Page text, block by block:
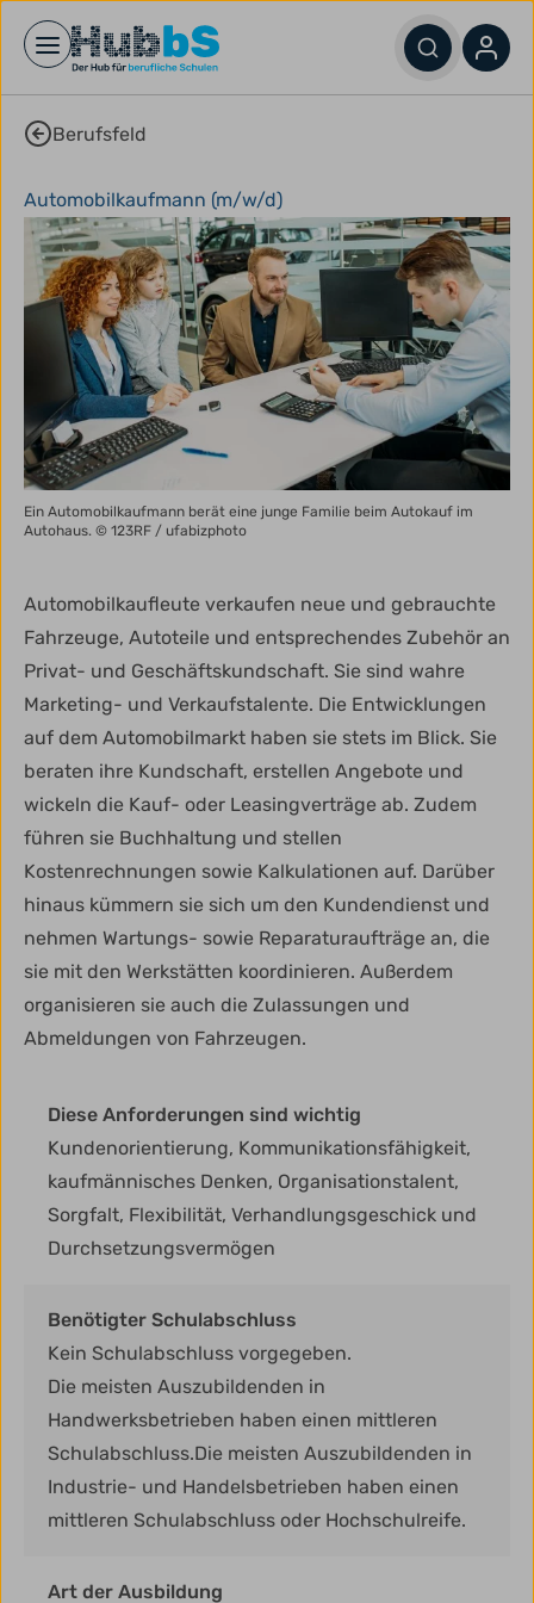
Open main menu
Berufsfeld
Automobilkaufmann (m/w/d)
Ein Automobilkaufmann berät eine junge Familie beim Autokauf im
Autohaus. © 123RF / ufabizphoto
Automobilkaufleute verkaufen neue und gebrauchte
Fahrzeuge, Autoteile und entsprechendes Zubehör an
Privat- und Geschäftskundschaft. Sie sind wahre
Marketing- und Verkaufstalente. Die Entwicklungen
auf dem Automobilmarkt haben sie stets im Blick. Sie
beraten ihre Kundschaft, erstellen Angebote und
wickeln die Kauf- oder Leasingverträge ab. Zudem
führen sie Buchhaltung und stellen
Kostenrechnungen sowie Kalkulationen auf. Darüber
hinaus kümmern sie sich um den Kundendienst und
nehmen Wartungs- sowie Reparaturaufträge an, die
sie mit den Werkstätten koordinieren. Außerdem
organisieren sie auch die Zulassungen und
Abmeldungen von Fahrzeugen.
Diese Anforderungen sind wichtig
Kundenorientierung, Kommunikationsfähigkeit,
kaufmännisches Denken, Organisationstalent,
Sorgfalt, Flexibilität, Verhandlungsgeschick und
Durchsetzungsvermögen
Benötigter Schulabschluss
Kein Schulabschluss vorgegeben.
Die meisten Auszubildenden in
Handwerksbetrieben haben einen mittleren
Schulabschluss.Die meisten Auszubildenden in
Industrie- und Handelsbetrieben haben einen
mittleren Schulabschluss oder Hochschulreife.
Art der Ausbildung